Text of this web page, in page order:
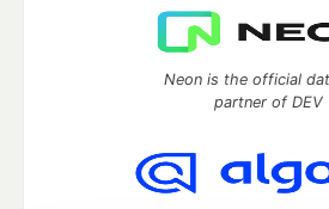
Neon is the official
partner of DEV